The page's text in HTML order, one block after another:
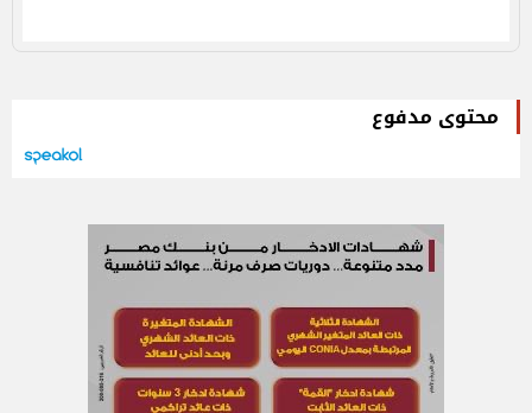
محتوى مدفوع